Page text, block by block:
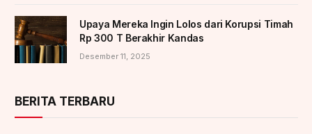
Upaya Mereka Ingin Lolos dari Korupsi Timah
Rp 300 T Berakhir Kandas
Desember 11, 2025
BERITA TERBARU